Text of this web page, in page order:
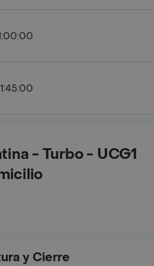
- Turbo - UCG1
y Cierre